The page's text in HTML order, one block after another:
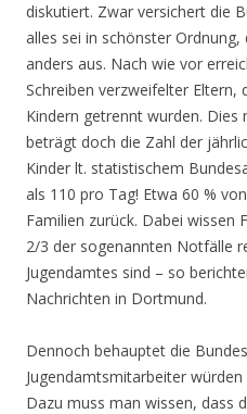
diskutiert. Zwar versichert die
alles sei in schönster
anders aus. Nach wie vor
Schreiben verzweifelter Eltern,
Kindern getrennt wurden.
beträgt doch die Zahl der
Kinder lt. statistischem
als 110 pro Tag! Etwa 60 %
Familien zurück. Dabei wissen
2/3 der sogenannten Notfälle
Jugendamtes sind – so
Nachrichten in Dortmund.
Dennoch behauptet die
Jugendamtsmitarbeiter
Dazu muss man wissen, dass